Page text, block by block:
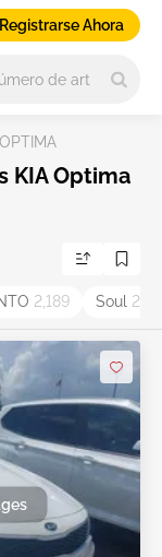
Registrarse Ahora
OPTIMA
KIA Optima
2,189 Soul